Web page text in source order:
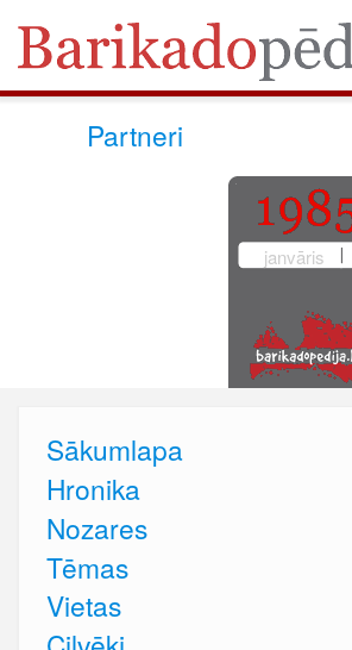
Partneri
janvāris
Sākumlapa
Hronika
Nozares
Tēmas
Vietas